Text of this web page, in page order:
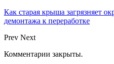
Как старая крыша загрязняет
демонтажа к переработке
Prev Next
Комментарии закрыты.